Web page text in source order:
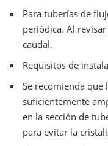
Para tuberías de
periódica. Al
caudal.
Requisitos de
Se recomienda que
suficientemente
en la sección de
para evitar la